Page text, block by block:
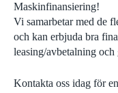
Maskinfinansiering!
Vi samarbetar med de
och kan erbjuda bra
leasing/avbetalning och
Kontakta oss idag för